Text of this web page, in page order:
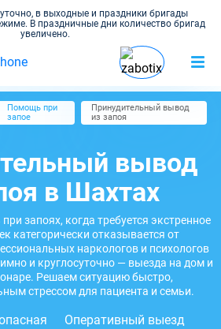
в выходные и праздники бригады
В праздничные дни количество бригад
увеличено.
Помощь при
запое
Принудительный вывод
из запоя
вывод
в Шахтах
запоях, когда требуется экстренное
категорически отказывается от
наркологов и психологов
и круглосуточно — выезда на дом и
Решаем ситуацию быстро,
стрессом для пациента и семьи.
Оперативный выезд